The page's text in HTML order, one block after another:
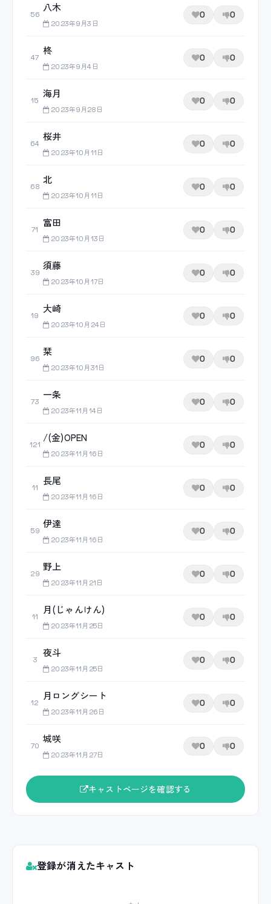
56
八木
2023年9月3日
0 0
47
柊
2023年9月4日
0 0
15
海月
2023年9月28日
0 0
64
桜井
2023年10月11日
0 0
68
北
2023年10月11日
0 0
71
富田
2023年10月13日
0 0
39
須藤
2023年10月17日
0 0
19
大崎
2023年10月24日
0 0
96
栞
2023年10月31日
0 0
73
一条
2023年11月14日
0 0
121
/(金)OPEN
2023年11月16日
0 0
11
長尾
2023年11月16日
0 0
59
伊達
2023年11月16日
0 0
29
野上
2023年11月21日
0 0
11
月(じゃんけん)
2023年11月25日
0 0
3
夜斗
2023年11月25日
0 0
12
月ロングシート
2023年11月26日
0 0
70
城咲
2023年11月27日
0 0
キャストページを確認する
登録が消えたキャスト